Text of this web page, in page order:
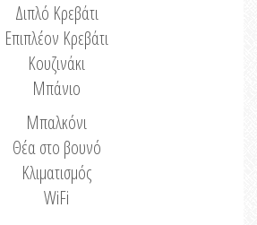
Διπλό Κρεβάτι
Επιπλέον Κρεβάτι
Κουζινάκι
Μπάνιο
Μπαλκόνι
Θέα στο βουνό
Κλιματισμός
WiFi